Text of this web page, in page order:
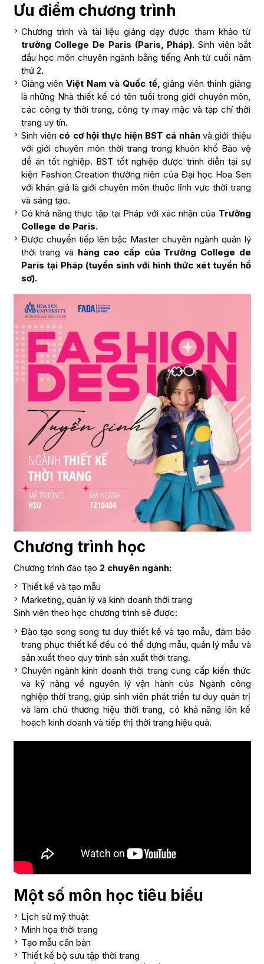
Ưu điểm chương trình
Chương trình và tài liệu giảng dạy được tham khảo từ
trường College De Paris (Paris, Pháp). Sinh viên bắt
đầu học môn chuyên ngành bằng tiếng Anh từ cuối năm
thứ 2.
Giảng viên Việt Nam và Quốc tế, giảng viên thỉnh giảng
là những Nhà thiết kế có tên tuổi trong giới chuyên môn,
các công ty thời trang, công ty may mặc và tạp chí thời
trang uy tín.
Sinh viên có cơ hội thực hiện BST cá nhânvà giới thiệu
với giới chuyên môn thời trang trong khuôn khổ Bảo vệ
đề án tốt nghiệp. BST tốt nghiệp được trình diễn tại sự
kiện Fashion Creation thường niên của Đại học Hoa Sen
với khán giả là giới chuyên môn thuộc lĩnh vực thời trang
và sáng tạo.
Có khả năng thực tập tại Pháp với xác nhận của Trường
College de Paris.
Được chuyển tiếp lên bậc Master chuyên ngành quản lý
thời trang và hàng cao cấp của Trường College de
Paris tại Pháp (tuyển sinh với hình thức xét tuyển hồ
sơ).
Chương trình học
Chương trình đào tạo 2 chuyên ngành:
Thiết kế và tạo mẫu
Marketing, quản lý và kinh doanh thời trang
Sinh viên theo học chương trình sẽ được:
Đào tạo song song tư duy thiết kế và tạo mẫu, đảm bảo
trang phục thiết kế đều có thể dựng mẫu, quản lý mẫu và
sản xuất theo quy trình sản xuất thời trang.
Chuyên ngành kinh doanh thời trang cung cấp kiến thức
và kỹ năng về nguyên lý vận hành của Ngành công
nghiệp thời trang, giúp sinh viên phát triển tư duy quản trị
và làm chủ thương hiệu thời trang, có khả năng lên kế
hoạch kinh doanh và tiếp thị thời trang hiệu quả.
Một số môn học tiêu biểu
Lịch sử mỹ thuật
Minh họa thời trang
Tạo mẫu căn bản
Thiết kế bộ sưu tập thời trang